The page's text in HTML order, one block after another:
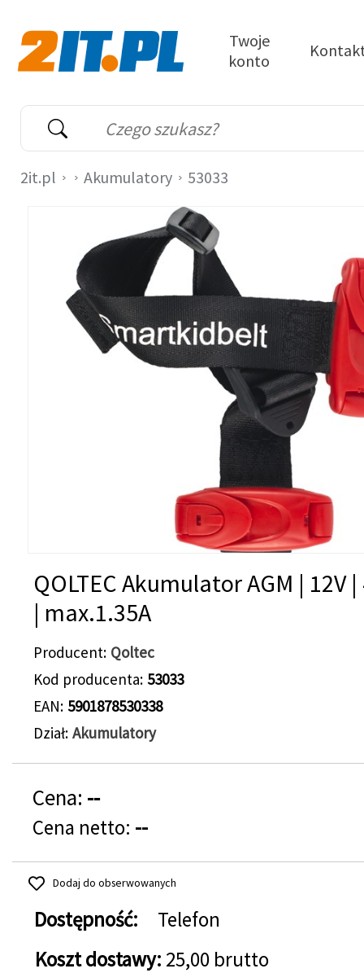
Wyszukiwarka
Słowo kluczowe
Twoje
konto
2it.pl Akumulatory 53033
QOLTEC Akumulator AGM | 12V
| max.1.35A
Producent Qoltec
Kod producenta 53033
EAN 5901878530338
Dział Akumulatory
Cena: --
Cena netto: --
Dodaj do obserwowanych
Dostępność:
Telefon
Koszt dostawy: 25,00 brutto